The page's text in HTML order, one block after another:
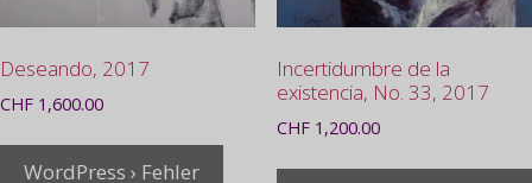
Deseando, 2017
CHF 1,600.00
WordPress › Fehler
Incertidumbre de la
existencia, No. 33, 2017
CHF1,200.00